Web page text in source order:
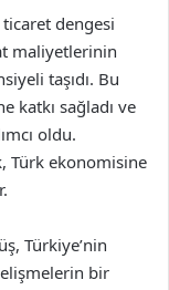
ticaret dengesi
maliyetlerinin
taşıdı. Bu
katkı sağladı ve
oldu.
Türk ekonomisine
Türkiye’nin
bir